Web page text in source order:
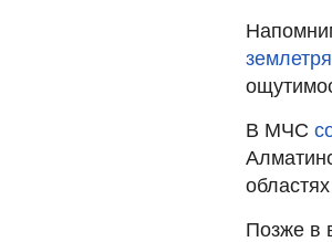
В МЧС
Позже в